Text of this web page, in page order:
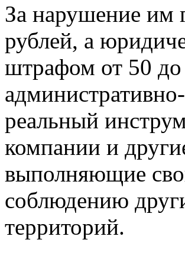
За нарушение им
рублей, а
штрафом от 50 до
реальный
компании и
выполняющие
соблюдению
территорий.